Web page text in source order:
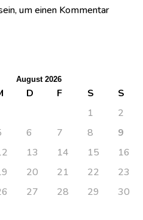
um einen Kommentar
August 2026
D F S
S
1
2
6 7 8
9
13 14 15
16
20 21 22
23
27 28 29
30